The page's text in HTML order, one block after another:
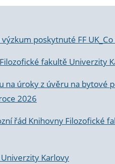
poskytnuté FF
fakultě Univerzity
na úroky z úvěru na bytové
2026
řád Knihovny Filozofické
Karlovy